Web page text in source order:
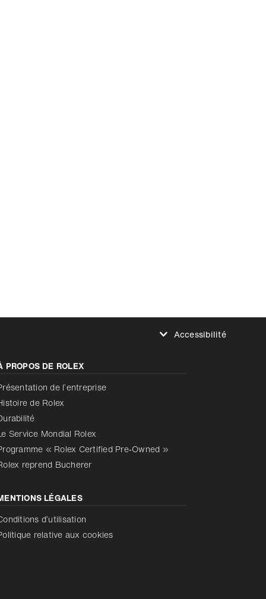
Accessibilité
Réduire les animations
Désactivé
PROPOS DE ROLEX
de l’entreprise
de Rolex
Service Mondial Rolex
« Rolex Certified Pre‑Owned »
reprend Bucherer
LÉGALES
d’utilisation
relative aux cookies